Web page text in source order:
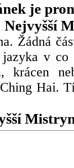
je
Nejvyšší
Žádná
v
krácen
Hai.